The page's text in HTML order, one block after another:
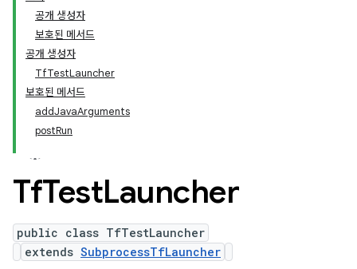
공개 생성자
보호된 메서드
공개 생성자
TfTestLauncher
보호된 메서드
addJavaArguments
postRun
TfTestLauncher
public class TfTestLauncher
extends SubprocessTfLauncher